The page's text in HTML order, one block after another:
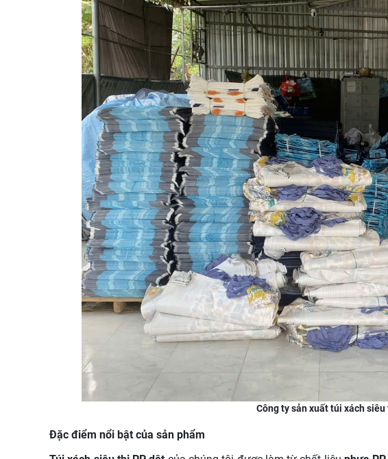
Công ty sản xuất túi xách
Đặc điểm nổi bật của sản phẩm